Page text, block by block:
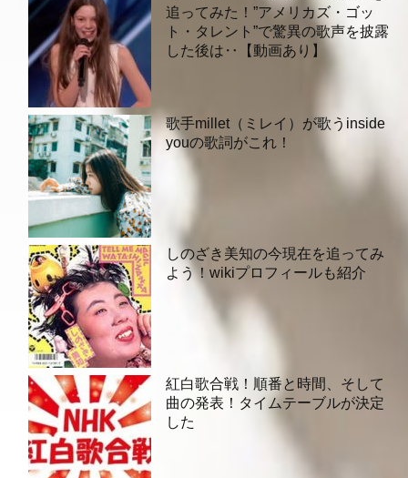
追ってみた！”アメリカズ・ゴッ
ト・タレント”で驚異の歌声を披露
した後は‥【動画あり】
歌手millet（ミレイ）が歌うinside
youの歌詞がこれ！
しのざき美知の今現在を追ってみ
よう！wikiプロフィールも紹介
紅白歌合戦！順番と時間、そして
曲の発表！タイムテーブルが決定
した